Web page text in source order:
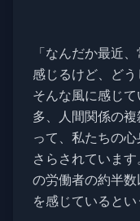
「なんだか最近
感じるけど、ど
そんな風に感じ
多、人間関係の
って、私たちの
さらされていま
の労働者の約半
を感じているとい